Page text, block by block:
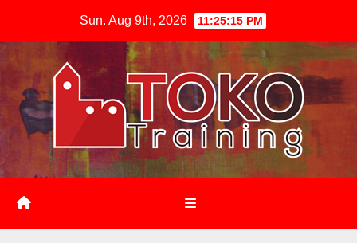
Sun. Aug 9th, 2026 11:25:16 PM